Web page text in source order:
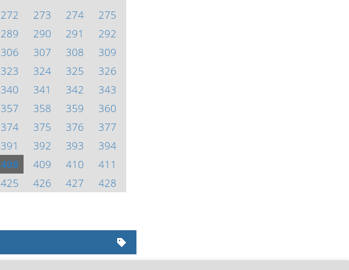
272 273 274
275
289 290 291
292
306 307 308
309
323 324 325
326
340 341 342
343
357 358 359
360
374 375 376
377
391 392 393
394
408 409 410
411
425 426 427
428